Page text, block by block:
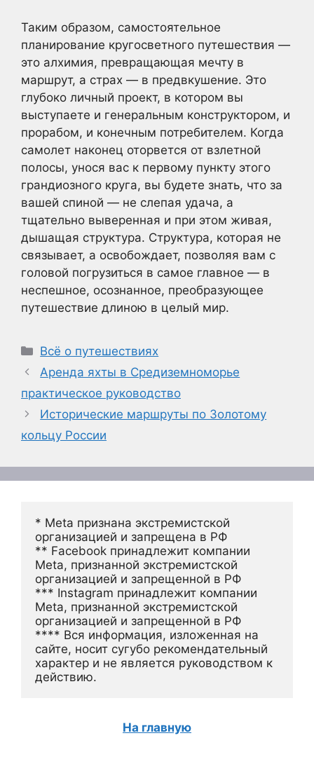
Таким образом, самостоятельное
планирование кругосветного путешествия —
это алхимия, превращающая мечту в
маршрут, а страх — в предвкушение. Это
глубоко личный проект, в котором вы
выступаете и генеральным конструктором, и
прорабом, и конечным потребителем. Когда
самолет наконец оторвется от взлетной
полосы, унося вас к первому пункту этого
грандиозного круга, вы будете знать, что за
вашей спиной — не слепая удача, а
тщательно выверенная и при этом живая,
дышащая структура. Структура, которая не
связывает, а освобождает, позволяя вам с
головой погрузиться в самое главное — в
неспешное, осознанное, преобразующее
путешествие длиною в целый мир.
Рубрики
Всё о путешествиях
Аренда яхты в Средиземноморье
практическое руководство
Исторические маршруты по Золотому
кольцу России
* Meta признана экстремистской
организацией и запрещена в РФ
** Facebook принадлежит компании
Meta, признанной экстремистской
организацией и запрещенной в РФ
*** Instagram принадлежит компании
Meta, признанной экстремистской
организацией и запрещенной в РФ
**** Вся информация, изложенная на
сайте, носит сугубо рекомендательный
характер и не является руководством к
действию.
На главную